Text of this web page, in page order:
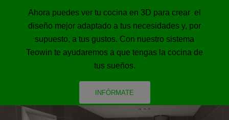
Ahora puedes ver tu cocina en 3D para crear el
diseño mejor adaptado a tus necesidades y, por
supuesto, a tus gustos. Con nuestro sistema
Teowin te ayudaremos a que tengas la cocina de
tus sueños.
INFÓRMATE